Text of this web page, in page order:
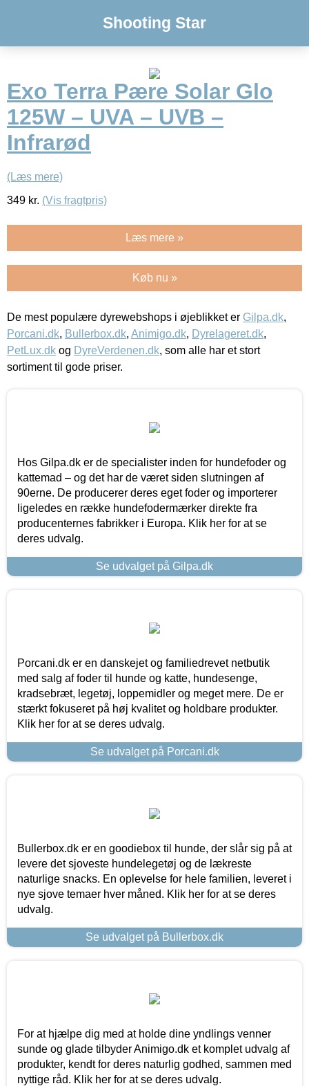
Shooting Star
Exo Terra Pære Solar Glo
125W – UVA – UVB –
Infrarød
(Læs mere)
349 kr. (Vis fragtpris)
Læs mere »
Køb nu »
De mest populære dyrewebshops i øjeblikket er Gilpa.dk,
Porcani.dk, Bullerbox.dk, Animigo.dk, Dyrelageret.dk,
PetLux.dk og DyreVerdenen.dk, som alle har et stort
sortiment til gode priser.
Hos Gilpa.dk er de specialister inden for hundefoder og
kattemad – og det har de været siden slutningen af
90erne. De producerer deres eget foder og importerer
ligeledes en række hundefodermærker direkte fra
producenternes fabrikker i Europa. Klik her for at se
deres udvalg.
Se udvalget på Gilpa.dk
Porcani.dk er en danskejet og familiedrevet netbutik
med salg af foder til hunde og katte, hundesenge,
kradsebræt, legetøj, loppemidler og meget mere. De er
stærkt fokuseret på høj kvalitet og holdbare produkter.
Klik her for at se deres udvalg.
Se udvalget på Porcani.dk
Bullerbox.dk er en goodiebox til hunde, der slår sig på at
levere det sjoveste hundelegetøj og de lækreste
naturlige snacks. En oplevelse for hele familien, leveret i
nye sjove temaer hver måned. Klik her for at se deres
udvalg.
Se udvalget på Bullerbox.dk
For at hjælpe dig med at holde dine yndlings venner
sunde og glade tilbyder Animigo.dk et komplet udvalg af
produkter, kendt for deres naturlig godhed, sammen med
nyttige råd. Klik her for at se deres udvalg.